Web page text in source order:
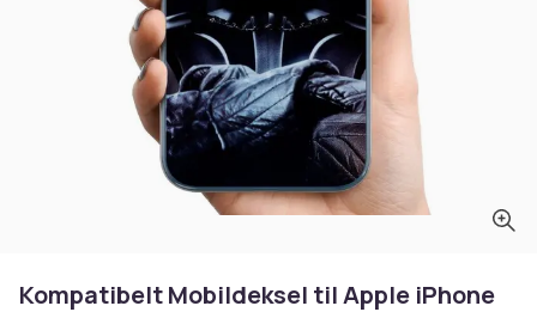
Kompatibelt Mobildeksel til Apple iPhone